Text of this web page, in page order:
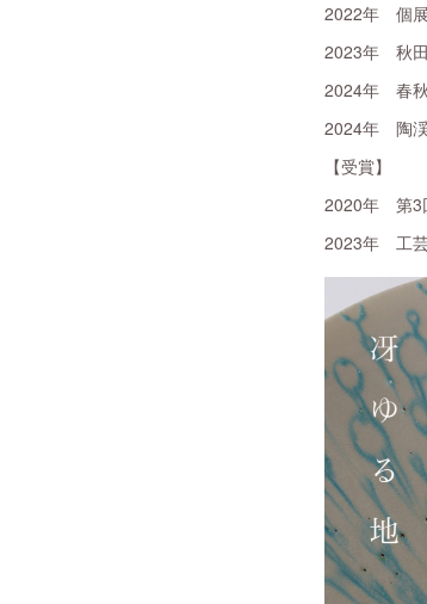
2022年 個展
2023年 秋田
2024年 春秋
2024年 陶渓
【受賞】
2020年 第3
2023年 工芸